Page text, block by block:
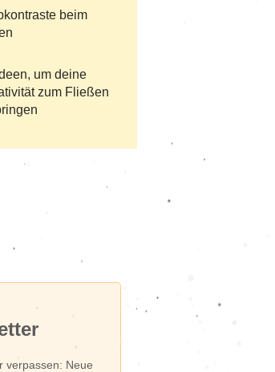
beim
um deine
zum Fließen